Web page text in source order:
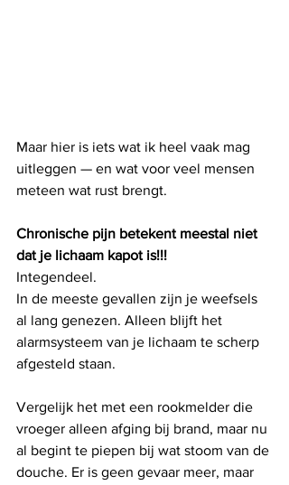
Maar hier is iets wat ik heel vaak mag
uitleggen — en wat voor veel mensen
meteen wat rust brengt.
Chronische pijn betekent meestal niet
dat je lichaam kapot is!!!
Integendeel.
In de meeste gevallen zijn je weefsels
al lang genezen. Alleen blijft het
alarmsysteem van je lichaam te scherp
afgesteld staan.
Vergelijk het met een rookmelder die
vroeger alleen afging bij brand, maar nu
al begint te piepen bij wat stoom van de
douche. Er is geen gevaar meer, maar